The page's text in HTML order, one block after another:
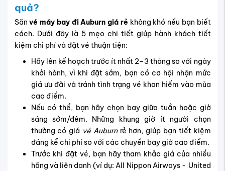
quả?
Sănvé máy bay đi Auburn giá rẻ không khó nếu bạn biết
cách. Dưới đây là 5 mẹo chi tiết giúp hành khách tiết
kiệm chi phí và đặt vé thuận tiện:
Hãy lên kế hoạch trước ít nhất 2–3 tháng so với ngày
khởi hành, vì khi đặt sớm, bạn có cơ hội nhận mức
giá ưu đãi và tránh tình trạng vé khan hiếm vào mùa
cao điểm.
Nếu có thể, bạn hãy chọn bay giữa tuần hoặc giờ
sáng sớm/đêm. Những khung giờ ít người chọn
thường có giá vé Auburnrẻ hơn, giúp bạn tiết kiệm
đáng kể chi phí so với các chuyến bay giờ cao điểm.
Trước khi đặt vé, bạn hãy tham khảo giá của nhiều
hãng và liên danh (ví dụ: All Nippon Airways - United